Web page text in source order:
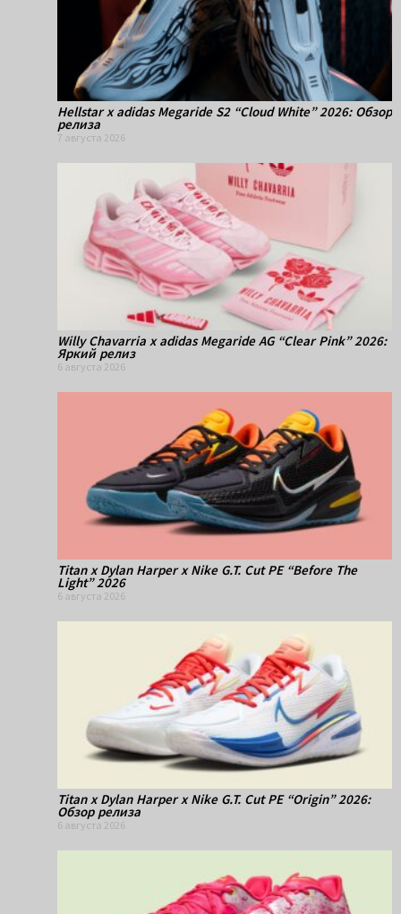
Hellstar x adidas Megaride S2 “Cloud White” 2026: Обзор
релиза
7 августа 2026
Willy Chavarria x adidas Megaride AG “Clear Pink” 2026:
Яркий релиз
6 августа 2026
Titan x Dylan Harper x Nike G.T. Cut PE “Before The
Light” 2026
6 августа 2026
Titan x Dylan Harper x Nike G.T. Cut PE “Origin” 2026:
Обзор релиза
6 августа 2026